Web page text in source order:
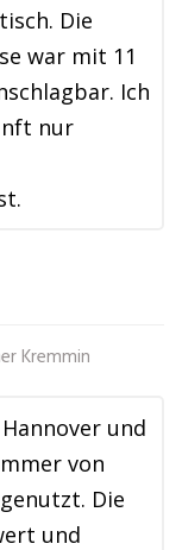
Die
war mit 11
Ich
nur
Kremmin
und
von
Die
und